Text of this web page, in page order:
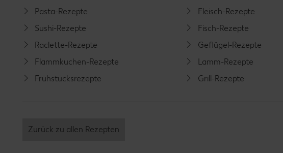
Pasta-Rezepte
Sushi-Rezepte
Raclette-Rezepte
Flammkuchen-Rezepte
Frühstücksrezepte
Fleisch-Rezepte
Fisch-Rezepte
Geflügel-Rezepte
Lamm-Rezepte
Grill-Rezepte
Zurück zu allen Rezepten